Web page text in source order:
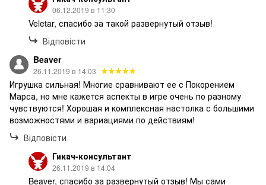
06.12.2019 в 11:30
Veletar, спасибо за такой развернутый отзыв!
Відповісти
Beaver
26.11.2019 в 14:03
Игрушка сильная! Многие сравнивают ее с Покорением
Марса, но мне кажется аспекты в игре очень по разному
чувствуются! Хорошая и комплексная настолка с большими
возможностями и вариациями по действиям!
Відповісти
Гикач-консультант
26.11.2019 в 14:04
Beaver, спасибо за развернутый отзыв! Мы сами